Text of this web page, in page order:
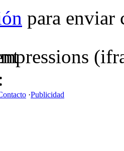
para enviar
·Publicidad